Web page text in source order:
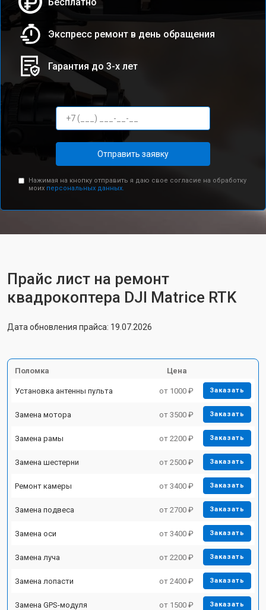
Экспресс ремонт в день обращения
Гарантия до 3-х лет
Отправить заявку
Нажимая на кнопку отправить я даю свое согласие на обработку
моих персональных данных.
Прайс лист на ремонт
квадрокоптера DJI Matrice RTK
Дата обновления прайса: 19.07.2026
Поломка Цена
Установка антенны пульта от 1000 ₽ Заказать
Замена мотора от 3500 ₽ Заказать
Замена рамы от 2200 ₽ Заказать
Замена шестерни от 2500 ₽ Заказать
Ремонт камеры от 3400 ₽ Заказать
Замена подвеса от 2700 ₽ Заказать
Замена оси от 3400 ₽ Заказать
Замена луча от 2200 ₽ Заказать
Замена лопасти от 2400 ₽ Заказать
Замена GPS-модуля от 1500 ₽ Заказать